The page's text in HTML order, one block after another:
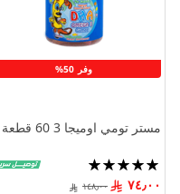
وفر 50%
مستر تومي اوميجا 3 60 قطعة
تقييم:
98%
٧٤٫٠٠ ١٤٨٫٠٠